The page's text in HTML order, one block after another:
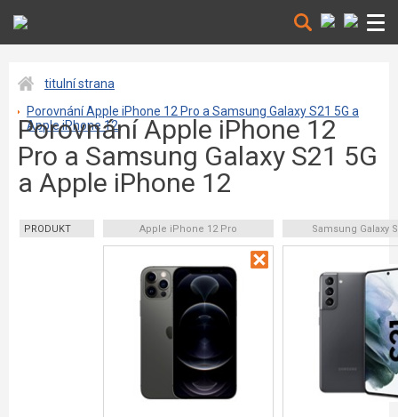
titulní strana
Porovnání Apple iPhone 12 Pro a Samsung Galaxy S21 5G a
Apple iPhone 12
Porovnání Apple iPhone 12
Pro a Samsung Galaxy S21 5G
a Apple iPhone 12
PRODUKT Apple iPhone 12 Pro Samsung Galaxy